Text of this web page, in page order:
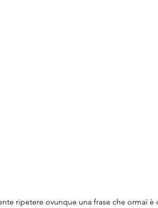
ripetere ovunque una frase che ormai